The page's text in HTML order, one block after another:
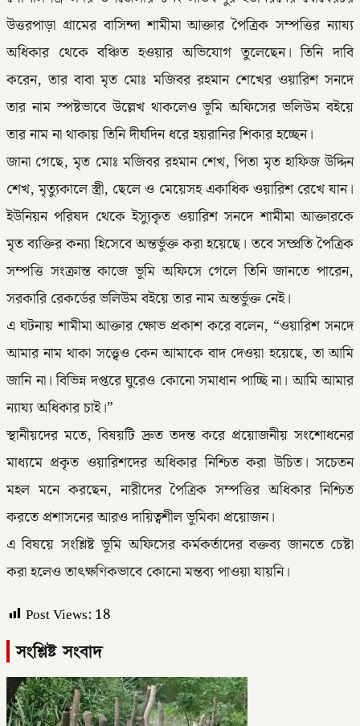
উত্তরপাড়া গ্রামের বাসিন্দা শামীমা আক্তার পৈত্রিক সম্পত্তির ন্যায্য
অধিকার থেকে বঞ্চিত হওয়ার অভিযোগ তুলেছেন। তিনি দাবি
করেন, তার বাবা মৃত মোঃ মজিবর রহমান শেখের ওয়ারিশ সনদে
তার নাম স্পষ্টভাবে উল্লেখ থাকলেও ভূমি অফিসের ভলিউম বইয়ে
তার নাম না থাকায় তিনি দীর্ঘদিন ধরে হয়রানির শিকার হচ্ছেন।
জানা গেছে, মৃত মোঃ মজিবর রহমান শেখ, পিতা মৃত হাফিজ উদ্দিন
শেখ, মৃত্যুকালে স্ত্রী, ছেলে ও মেয়েসহ একাধিক ওয়ারিশ রেখে যান।
ইউনিয়ন পরিষদ থেকে ইস্যুকৃত ওয়ারিশ সনদে শামীমা আক্তারকে
মৃত ব্যক্তির কন্যা হিসেবে অন্তর্ভুক্ত করা হয়েছে। তবে সম্প্রতি পৈত্রিক
সম্পত্তি সংক্রান্ত কাজে ভূমি অফিসে গেলে তিনি জানতে পারেন,
সরকারি রেকর্ডের ভলিউম বইয়ে তার নাম অন্তর্ভুক্ত নেই।
এ ঘটনায় শামীমা আক্তার ক্ষোভ প্রকাশ করে বলেন, “ওয়ারিশ সনদে
আমার নাম থাকা সত্ত্বেও কেন আমাকে বাদ দেওয়া হয়েছে, তা আমি
জানি না। বিভিন্ন দপ্তরে ঘুরেও কোনো সমাধান পাচ্ছি না। আমি আমার
ন্যায্য অধিকার চাই।”
স্থানীয়দের মতে, বিষয়টি দ্রুত তদন্ত করে প্রয়োজনীয় সংশোধনের
মাধ্যমে প্রকৃত ওয়ারিশদের অধিকার নিশ্চিত করা উচিত। সচেতন
মহল মনে করছেন, নারীদের পৈত্রিক সম্পত্তির অধিকার নিশ্চিত
করতে প্রশাসনের আরও দায়িত্বশীল ভূমিকা প্রয়োজন।
এ বিষয়ে সংশ্লিষ্ট ভূমি অফিসের কর্মকর্তাদের বক্তব্য জানতে চেষ্টা
করা হলেও তাৎক্ষণিকভাবে কোনো মন্তব্য পাওয়া যায়নি।
Post Views: 18
সংশ্লিষ্ট সংবাদ